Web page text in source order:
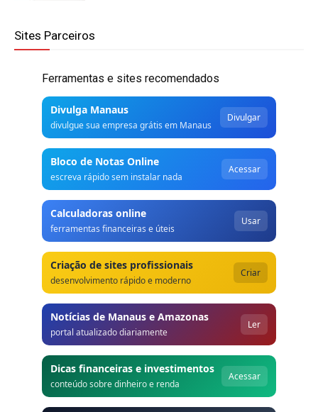
Sites Parceiros
Ferramentas e sites recomendados
Divulga Manaus
divulgue sua empresa grátis em Manaus
Divulgar
Bloco de Notas Online
escreva rápido sem instalar nada
Acessar
Calculadoras online
ferramentas financeiras e úteis
Usar
Criação de sites profissionais
desenvolvimento rápido e moderno
Criar
Notícias de Manaus e Amazonas
portal atualizado diariamente
Ler
Dicas financeiras e investimentos
conteúdo sobre dinheiro e renda
Acessar